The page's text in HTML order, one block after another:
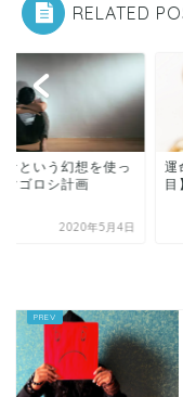
RELATED
ナという幻想を使っ
マゴロシ計画
2020年5月4日
運
目